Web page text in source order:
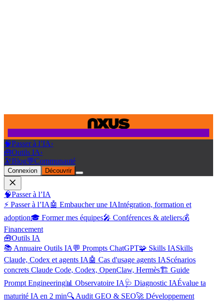
🧠Passer à l’IA›
🧰Outils IA›
🔭Blog💬Communauté
Connexion Découvrir
🧠Passer à l’IA
⚡ Passer à l’IA 🤖 Embaucher une IAIntégration, formation et
adoption🎓 Former mes équipes🎤 Conférences & ateliers💰
Financement
🧰Outils IA
📚 Annuaire Outils IA 💬 Prompts ChatGPT🧩 Skills IASkills
Claude, Codex et agents IA 🤖 Cas d'usage agents IAScénarios
concrets Claude Code, Codex, OpenClaw, Hermès🏗️ Guide
Prompt Engineering📊 Observatoire IA 🩺 Diagnostic IAÉvalue ta
maturité IA en 2 min🔍 Audit GEO & SEO🚀 Développement